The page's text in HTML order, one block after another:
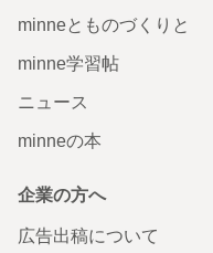
minneとものづくりと
minne学習帖
ニュース
minneの本
企業の方へ
広告出稿について